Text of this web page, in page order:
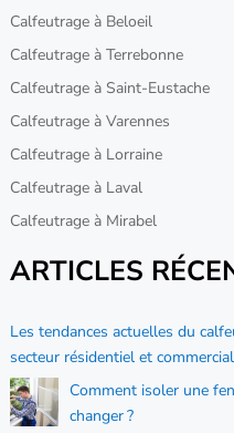
Calfeutrage à Beloeil
Calfeutrage à Terrebonne
Calfeutrage à Saint-Eustache
Calfeutrage à Varennes
Calfeutrage à Lorraine
Calfeutrage à Laval
Calfeutrage à Mirabel
ARTICLES
Les tendances actuelles du
secteur résidentiel et commercial
Comment isoler une
changer ?